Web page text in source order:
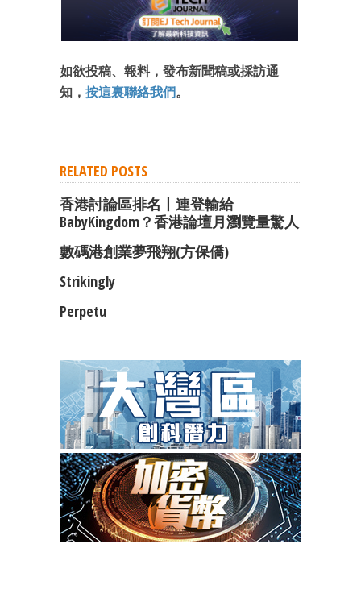
如欲投稿、報料，發布新聞稿或採訪通
知， 按這裏聯絡我們。
RELATED POSTS
香港討論區排名丨連登輸給
BabyKingdom？香港論壇月瀏覽量驚人
數碼港創業夢飛翔(方保僑)
Strikingly
Perpetu